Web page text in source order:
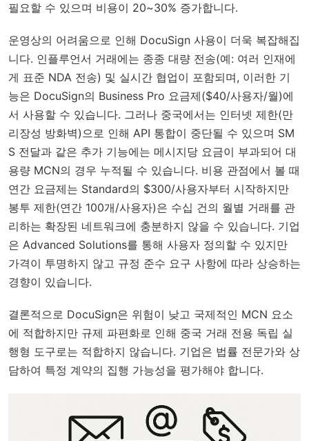
필요할 수 있으며 비용이 20~30% 증가합니다.
운영상의 어려움으로 인해 DocuSign 사용이 더욱 복잡해집
니다. 인플루언서 거래에는 종종 대량 전송(예: 여러 인재에
게 표준 NDA 전송) 및 실시간 협업이 포함되며, 이러한 기
능은 DocuSign의 Business Pro 요금제($40/사용자/월)에
서 사용할 수 있습니다. 그러나 중국에서는 인터넷 제한(만
리장성 방화벽)으로 인해 API 통합이 중단될 수 있으며 SM
S 전달과 같은 추가 기능에는 메시지당 요금이 부과되어 대
용량 MCN의 경우 누적될 수 있습니다. 비용 관점에서 볼 때
연간 요금제는 Standard의 $300/사용자부터 시작하지만
봉투 제한(연간 100개/사용자)은 수십 건의 월별 거래를 관
리하는 확장된 네트워크에 충분하지 않을 수 있습니다. 기업
은 Advanced Solutions를 통해 사용자 정의할 수 있지만
가격이 투명하지 않고 규정 준수 요구 사항에 따라 상승하는
경향이 있습니다.
결론적으로 DocuSign은 위험이 낮고 국제적인 MCN 요소
에 적합하지만 규제 파편화로 인해 중국 거래 전용 독립 실
행형 도구로는 적합하지 않습니다. 기업은 법률 전문가와 상
담하여 특정 계약의 집행 가능성을 평가해야 합니다.